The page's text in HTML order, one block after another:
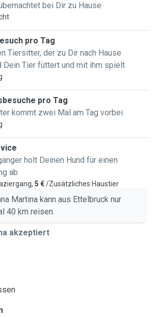
plenty of enrichment. I bred different
rabbits, little rodents, and parrots. Litter
are included. Regarding timing and
feel free to contact me to clarify
and reliable person, clean and
if you're looking for a new friend for
bei Dir zu Hause
pro Tag
Tiersitter, der zu Dir nach Hause
Dein Tier füttert und mit ihm spielt
pro Tag
kommt zwei Mal am Tag vorbei
holt Deinen Hund für einen
ab
5 €/Zusätzliches Haustier
Martina kann aus Ettelbruck nur
40 km reisen.
akzeptiert